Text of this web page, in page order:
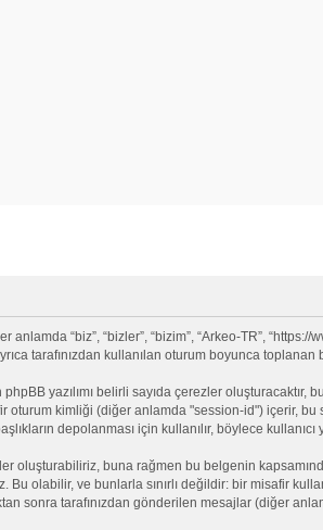
“biz”, “bizler”, “bizim”, “Arkeo-TR”,
ayrıca tarafınızdan kullanılan oturum boyunca
yazılımı belirli sayıda çerezler oluşturacaktır,
kimliği (diğer anlamda "session-id") içerir, bu
depolanması için kullanılır, böylece kullanıcı
oluşturabiliriz, buna rağmen bu belgenin
olabilir, ve bunlarla sınırlı değildir: bir misafir
sonra tarafınızdan gönderilen mesajlar (diğer